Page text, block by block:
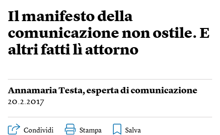
Il manifesto della
comunicazione non ostile. E
altri fatti lì attorno
Annamaria Testa, esperta di comunicazione
20.2.2017
Condividi Stampa